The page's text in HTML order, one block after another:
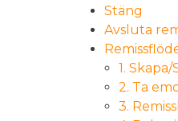
Stäng
Avsluta
1.
2. Ta
3.